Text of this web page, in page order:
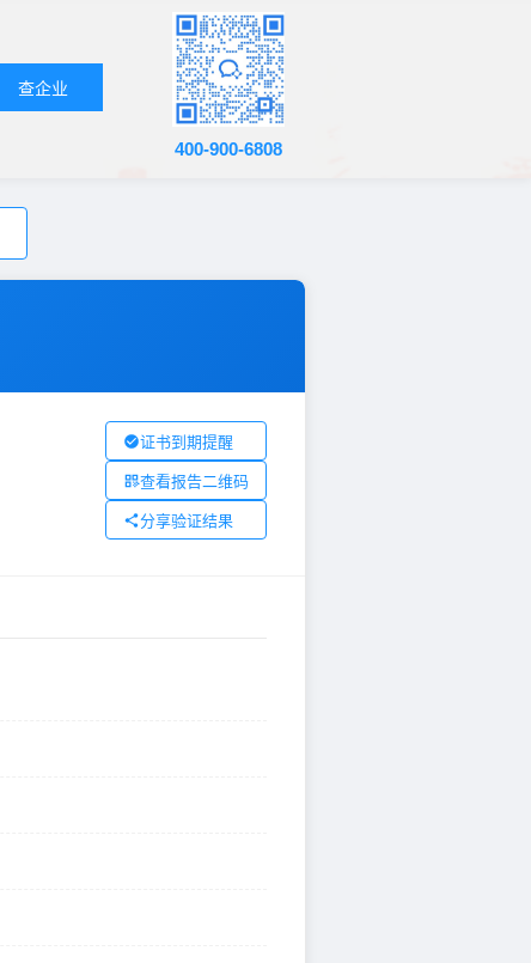
查企业
400-900-6808
证书到期提醒
查看报告二维码
分享验证结果